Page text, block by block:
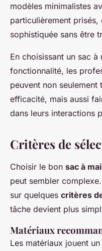
modèles minimalistes
particulièrement
sophistiquée sans être
En choisissant un sac
fonctionnalité, les
peuvent non
efficacité, mais aussi
dans leurs interactions
Critères de
Choisir le bon sac à
peut sembler
sur quelques critères
tâche devient plus
Matériaux
Les matériaux jouent